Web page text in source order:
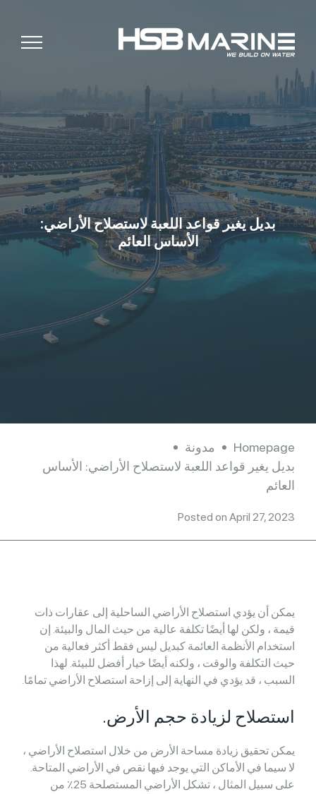
بديل يغير قواعد اللعبة لاستصلاح الأراضي:
الأساس العائم
Homepage
مدونة
بديل يغير قواعد اللعبة لاستصلاح الأراضي: الأساس
العائم
Posted on April 27, 2023
يمكن أن يؤدي استصلاح الأراضي الساحلية إلى عقارات ذات
قيمة ، ولكن لها أيضًا تكلفة عالية من حيث المال والبيئة. إن
استخدام الأنظمة العائمة كبديل ليس فقط أكثر فعالية من
حيث التكلفة والوقت ، ولكنه أيضًا خيار أفضل للبيئة. لهذا
السبب ، قد يؤدي في النهاية إلى إزاحة استصلاح الأراضي تمامًا.
استصلاح لزيادة حجم الأرض.
يمكن تحقيق زيادة مساحة الأرض من خلال استصلاح الأراضي ،
لا سيما في الأماكن التي يوجد فيها نقص في الأراضي المتاحة.
على سبيل المثال ، تشكل الأراضي المستصلحة 25٪ من